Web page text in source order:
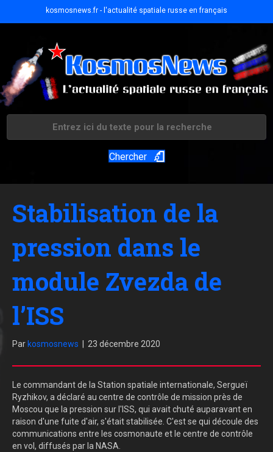
kosmosnews.fr - l'actualité spatiale russe en français
Chercher
Stabilisation de la
pression dans le
module Zvezda de
l’ISS
Par kosmosnews 23 décembre 2020
Le commandant de la Station spatiale internationale, Sergueï
Ryzhikov, a déclaré au centre de contrôle de mission près de
Moscou que la pression sur l'ISS, qui avait chuté auparavant en
raison d'une fuite d'air, s'était stabilisée. C'est se qui découle des
communications entre les cosmonaute et le centre de contrôle
en vol, diffusés par la NASA.